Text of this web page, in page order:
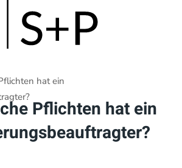
hat ein
Pflichten hat ein